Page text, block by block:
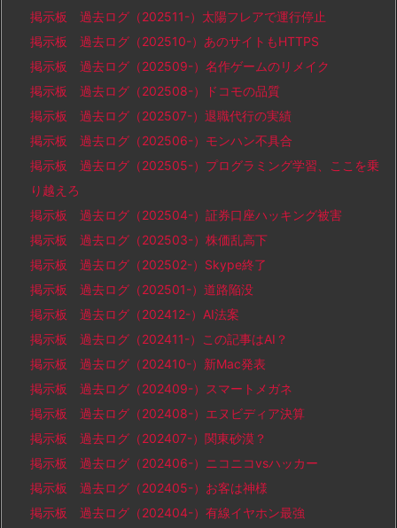
掲示板 過去ログ（202511-）太陽フレアで運行停止
掲示板 過去ログ（202510-）あのサイトもHTTPS
掲示板 過去ログ（202509-）名作ゲームのリメイク
掲示板 過去ログ（202508-）ドコモの品質
掲示板 過去ログ（202507-）退職代行の実績
掲示板 過去ログ（202506-）モンハン不具合
掲示板 過去ログ（202505-）プログラミング学習、ここを乗
り越えろ
掲示板 過去ログ（202504-）証券口座ハッキング被害
掲示板 過去ログ（202503-）株価乱高下
掲示板 過去ログ（202502-）Skype終了
掲示板 過去ログ（202501-）道路陥没
掲示板 過去ログ（202412-）AI法案
掲示板 過去ログ（202411-）この記事はAI？
掲示板 過去ログ（202410-）新Mac発表
掲示板 過去ログ（202409-）スマートメガネ
掲示板 過去ログ（202408-）エヌビディア決算
掲示板 過去ログ（202407-）関東砂漠？
掲示板 過去ログ（202406-）ニコニコvsハッカー
掲示板 過去ログ（202405-）お客は神様
掲示板 過去ログ（202404-）有線イヤホン最強